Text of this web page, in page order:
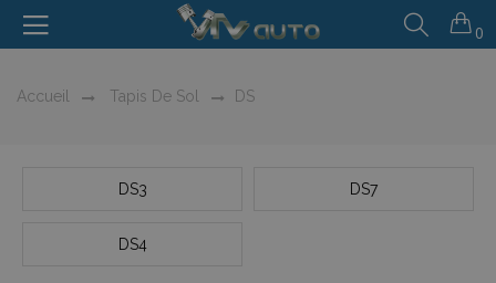
0
Accueil Tapis De Sol DS
DS3 DS7
DS4